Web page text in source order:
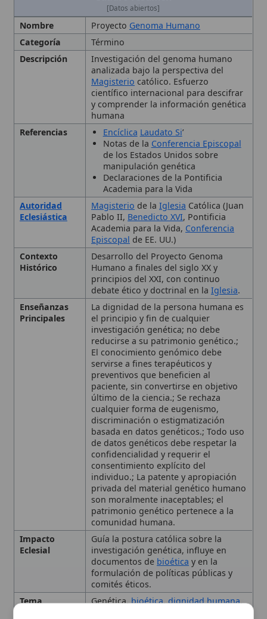
Encíclica Laudato Si
Notas de laConferencia Episcopal
de los Estados Unidos sobre
manipulación genética
Declaraciones de la Pontificia
Academia para la Vida
Magisteriode laIglesiaCatólica (Juan
Pablo II,Benedicto XVI, Pontificia
Academia para la Vida,Conferencia
Episcopalde EE. UU.)
Histórico
Desarrollo del Proyecto Genoma
Humano a finales del siglo XX y
principios del XXI, con continuo
debate ético y doctrinal en laIglesia.
La dignidad de la persona humana es
el principio y fin de cualquier
investigación genética; no debe
reducirse a su patrimonio genético.;
El conocimiento genómico debe
servirse a fines terapéuticos y
preventivos que beneficien al
paciente, sin convertirse en objetivo
último de la ciencia.; Se rechaza
cualquier forma de eugenismo,
discriminación o estigmatización
basada en datos genéticos.; Todo uso
de datos genéticos debe respetar la
confidencialidad y requerir el
consentimiento explícito del
individuo.; La patente y apropiación
privada del material genético humano
son moralmente inaceptables; el
patrimonio genético pertenece a la
comunidad humana.
Guía la postura católica sobre la
investigación genética, influye en
documentos debioética y en la
formulación de políticas públicas y
comités éticos.
Genética,bioética,dignidad humana,
terapia génica, eugenismo.
Doctrina
Sentido del genoma humano
y la secuenciación
Ciencia, ética y finalidad del
conocimiento
Promesas legítimas: terapia,
prevención y comprensión
🙏 Bienvenido a Wikitólica
Esta enciclopedia es un recurso privado de referencia sin
. No sustituye al Catecismo, a la Sagrada
Escritura ni a los documentos oficiales de la Iglesia y está
destinada únicamente a la estudio personal. El borrador de
los artículos se compone conMagisterium. Queda
prohibida su distribución en iglesias, oratorios, escuelas,
colegios o seminarios sin autorización episcopal -CDC 823-.
Se insta a consultar siempre las fuentes referenciadas y a
colaborar en la perfección de los artículos mediante el uso
del menú superior. Entrando a la enciclopedia confirma que
ha leído y acepta expresamente lapolítica de privacidady el
Aceptar y Entrar